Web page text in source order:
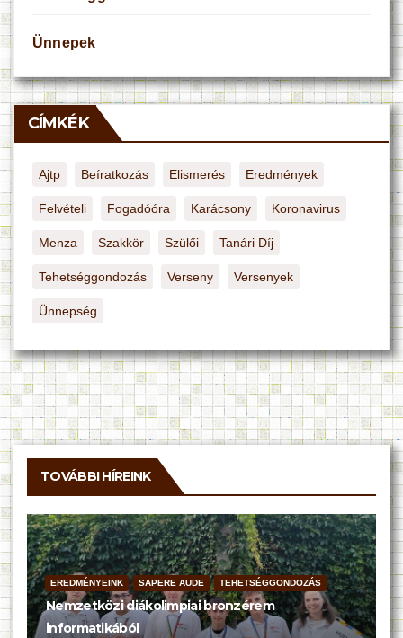
Ünnepek
CÍMKÉK
Ajtp Beíratkozás Elismerés Eredmények
Felvételi Fogadóóra Karácsony Koronavirus
Menza Szakkör Szülői Tanári Díj
Tehetséggondozás Verseny Versenyek
Ünnepség
TOVÁBBI HÍREINK
EREDMÉNYEINK SAPERE AUDE TEHETSÉGGONDOZÁS
Nemzetközi diákolimpiai bronzérem
informatikából